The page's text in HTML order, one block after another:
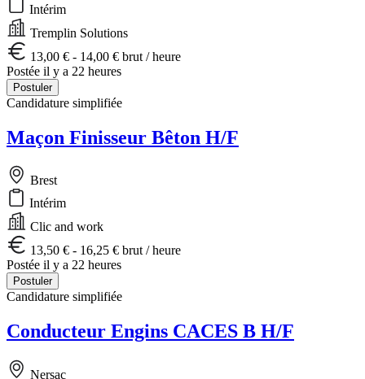
Intérim
Tremplin Solutions
13,00 € - 14,00 € brut / heure
Postée il y a 22 heures
Postuler
Candidature simplifiée
Maçon Finisseur Bêton H/F
Brest
Intérim
Clic and work
13,50 € - 16,25 € brut / heure
Postée il y a 22 heures
Postuler
Candidature simplifiée
Conducteur Engins CACES B H/F
Nersac